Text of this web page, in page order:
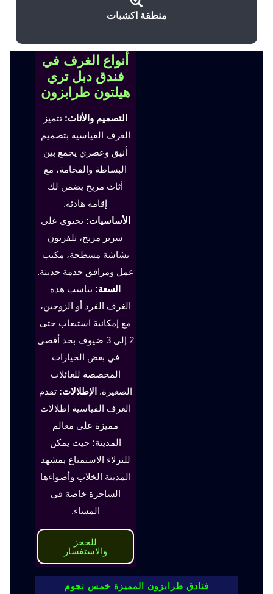
منطقة اكشبات
أنواع الغرف في
فندق دبل تري
هيلتون طرابزون
التصميم والأثاث: تتميز
الغرف القياسية بتصميم
أنيق وعصري يجمع بين
البساطة والفخامة، مع
أثاث مريح يضمن لك
إقامة هادئة.
الأساسيات: تحتوي على
سرير مريح، تلفزيون
بشاشة مسطحة، مكتب
عمل ومرافق خدمة حديثة.
السعة: تناسب هذه
الغرف الفرد أو الزوجين،
مع إمكانية استيعاب حتى
2 إلى 3 ضيوف بحد أقصى
في بعض الخيارات
المخصصة للعائلات
الصغيرة. الإطلالات: تقدم
الغرف القياسية إطلالات
مميزة على معالم
المدينة؛ حيث يمكن
للنزلاء الاستمتاع بمشهد
المدينة الخلاب وأضواءها
الساحرة خاصة في
المساء.
للحجز
والاستفسار
فنادق طرابزون المميزة خمس نجوم